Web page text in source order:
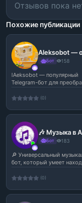
Отзывов пока
Похожие публикации
Бот 158
lAeksobot — популярный
Telegram-бот для
(0)
Бот 183
🔎 Универсальный
бот, который умеет
(0)